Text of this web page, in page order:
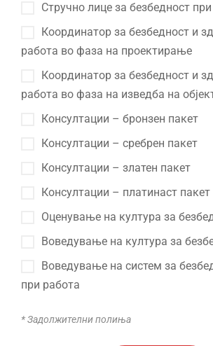
Стручно лице за безбедност
Координатор за безбедност и
работа во фаза на проектирање
Координатор за безбедност и
работа во фаза на изведба на
Консултации – бронзен пакет
Консултации – сребрен пакет
Консултации – златен пакет
Консултации – платинаст пакет
Оценување на култура за
Воведување на култура за
Воведување на систем за
при работа
* Задолжителни полиња